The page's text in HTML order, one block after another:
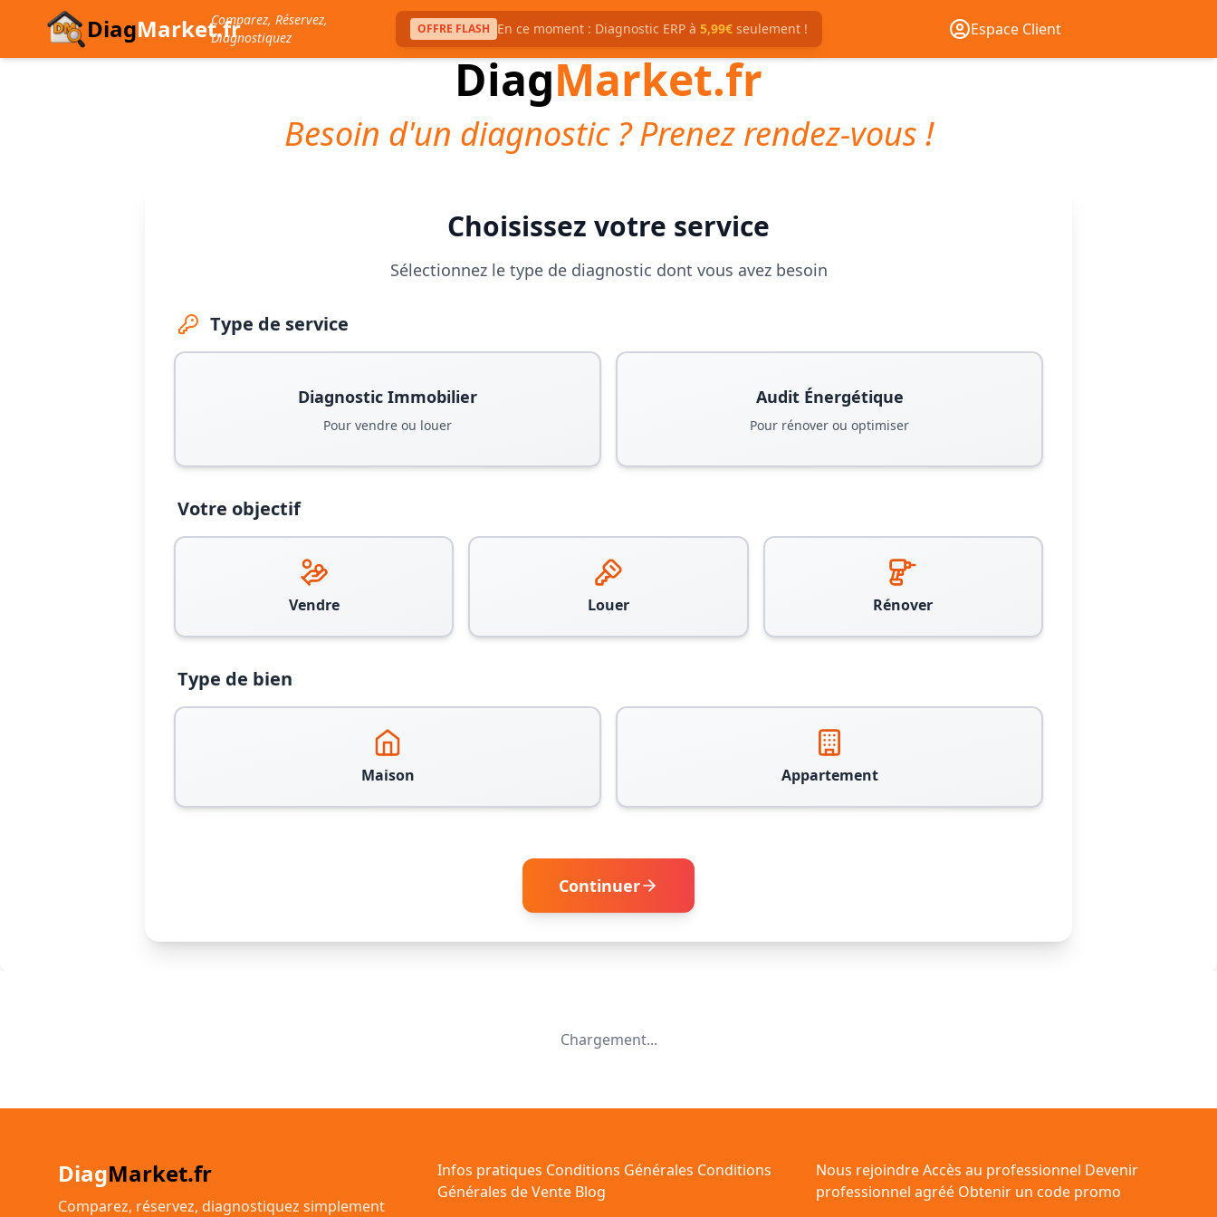
DiagMarket.frComparez, Réservez,
Diagnostiquez
OFFRE FLASH En ce moment : Diagnostic ERP à 5,99€seulement ! Espace Client
DiagMarket.fr
Besoin d'un diagnostic ? Prenez rendez-vous !
Choisissez votre service
Sélectionnez le type de diagnostic dont vous avez besoin
Type de service
Diagnostic Immobilier
Pour vendre ou louer
Audit Énergétique
Pour rénover ou optimiser
Votre objectif
Vendre Louer Rénover
Type de bien
Maison Appartement
Continuer
Chargement...
DiagMarket.fr
Comparez, réservez, diagnostiquez simplement
Infos pratiques Conditions Générales Conditions
Générales de Vente Blog
Nous rejoindreAccès au professionnel Devenir
professionnel agréé Obtenir un code promo